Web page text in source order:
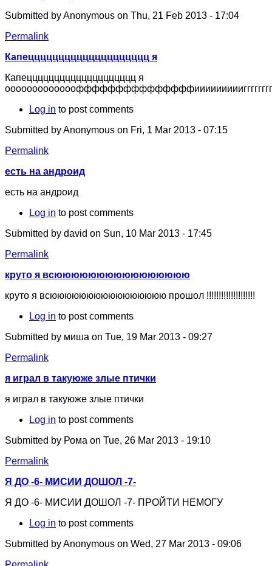
Submitted byAnonymous on Thu, 21 Feb 2013 - 17:04
Permalink
Капецццццццццццццццццццц я
Капецццццццццццццццццццц я
Log in to post comments
Submitted byAnonymous on Fri, 1 Mar 2013 - 07:15
Permalink
есть на андроид
есть на андроид
Log in to post comments
Submitted by david on Sun, 10 Mar 2013 - 17:45
Permalink
круто я всюююююююююююююююю
круто я всюююююююююююююююю прошол !!!!!!!!!!!!!!!!!!!!
Log in to post comments
Submitted by миша on Tue, 19 Mar 2013 - 09:27
Permalink
я играл в такуюже злые птички
я играл в такуюже злые птички
Log in to post comments
Submitted by Рома on Tue, 26 Mar 2013 - 19:10
Permalink
Я ДО -6- МИСИИ ДОШОЛ -7-
Я ДО -6- МИСИИ ДОШОЛ -7- ПРОЙТИ НЕМОГУ
Log in to post comments
Submitted byAnonymous on Wed, 27 Mar 2013 - 09:06